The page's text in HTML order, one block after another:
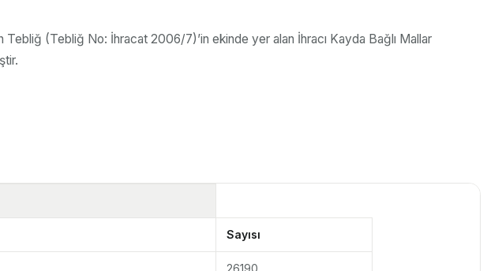
Tebliğ (Tebliğ No: İhracat 2006/7)’in ekinde yer alan İhracı Kayda Bağlı Mallar
Sayısı
26190